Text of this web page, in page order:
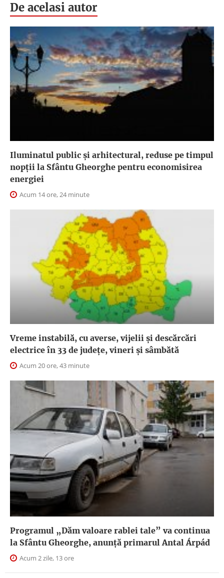
De acelasi autor
Iluminatul public şi arhitectural, reduse pe timpul
nopţii la Sfântu Gheorghe pentru economisirea
energiei
Acum 14 ore, 24 minute
Vreme instabilă, cu averse, vijelii și descărcări
electrice în 33 de județe, vineri și sâmbătă
Acum 20 ore, 43 minute
Programul „Dăm valoare rablei tale” va continua
la Sfântu Gheorghe, anunţă primarul Antal Árpád
Acum 2 zile, 13 ore